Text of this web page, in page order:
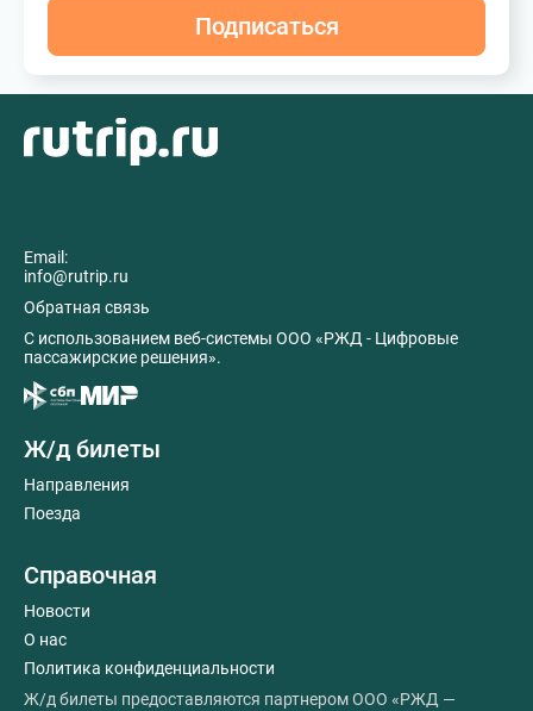
Подписаться
Email:
info@rutrip.ru
Обратная связь
C использованием веб-системы ООО «РЖД - Цифровые
пассажирские решения».
Ж/д билеты
Направления
Поезда
Справочная
Новости
О нас
Политика конфиденциальности
Ж/д билеты предоставляются партнером ООО «РЖД —